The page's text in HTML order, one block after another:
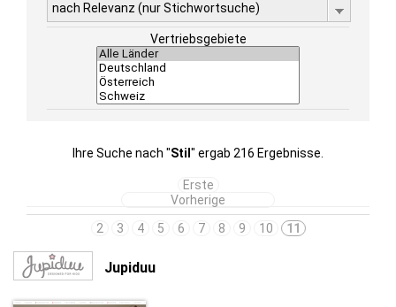
nach Relevanz (nur Stichwortsuche)
Vertriebsgebiete
Ihre Suche nach "Stil " ergab 216 Ergebnisse.
Erste
Vorherige
2
3 4 5 6 7 8 9 10 11
Jupiduu